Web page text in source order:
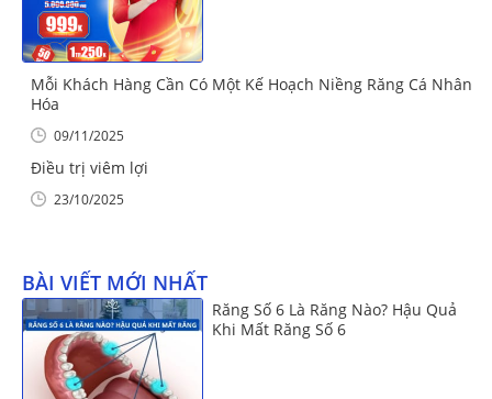
Mỗi Khách Hàng Cần Có Một Kế Hoạch Niềng Răng Cá Nhân
Hóa
09/11/2025
Điều trị viêm lợi
23/10/2025
BÀI VIẾT MỚI NHẤT
Răng Số 6 Là Răng Nào? Hậu Quả
Khi Mất Răng Số 6